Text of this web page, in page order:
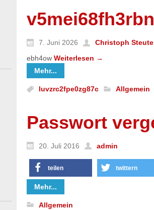
7. Juni 2026
Christoph
ebh4ow Weiterlesen →
Mehr...
luvzrc2fpe0zg87c Allgemein
Passwort
20. Juli 2016 admin
teilen twittern
Mehr...
Allgemein